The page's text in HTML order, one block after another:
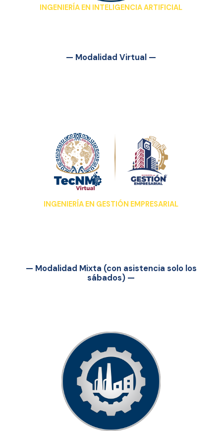
INGENIERÍA EN INTELIGENCIA ARTIFICIAL
— Modalidad Virtual —
INGENIERÍA EN GESTIÓN EMPRESARIAL
— Modalidad Mixta (con asistencia solo los
sábados) —